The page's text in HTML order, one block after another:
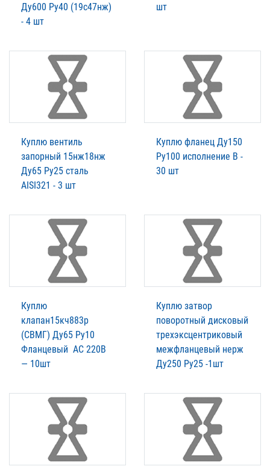
Ду600 Ру40 (19с47нж)
- 4 шт
шт
Куплю вентиль
запорный 15нж18нж
Ду65 Pу25 сталь
AISI321 - 3 шт
Куплю фланец Ду150
Ру100 исполнение В -
30 шт
Куплю
клапан15кч883р
(СВМГ) Ду65 Ру10
Фланцевый АС 220В
— 10шт
Куплю затвор
поворотный дисковый
трехэксцентриковый
межфланцевый нерж
Ду250 Ру25 -1шт